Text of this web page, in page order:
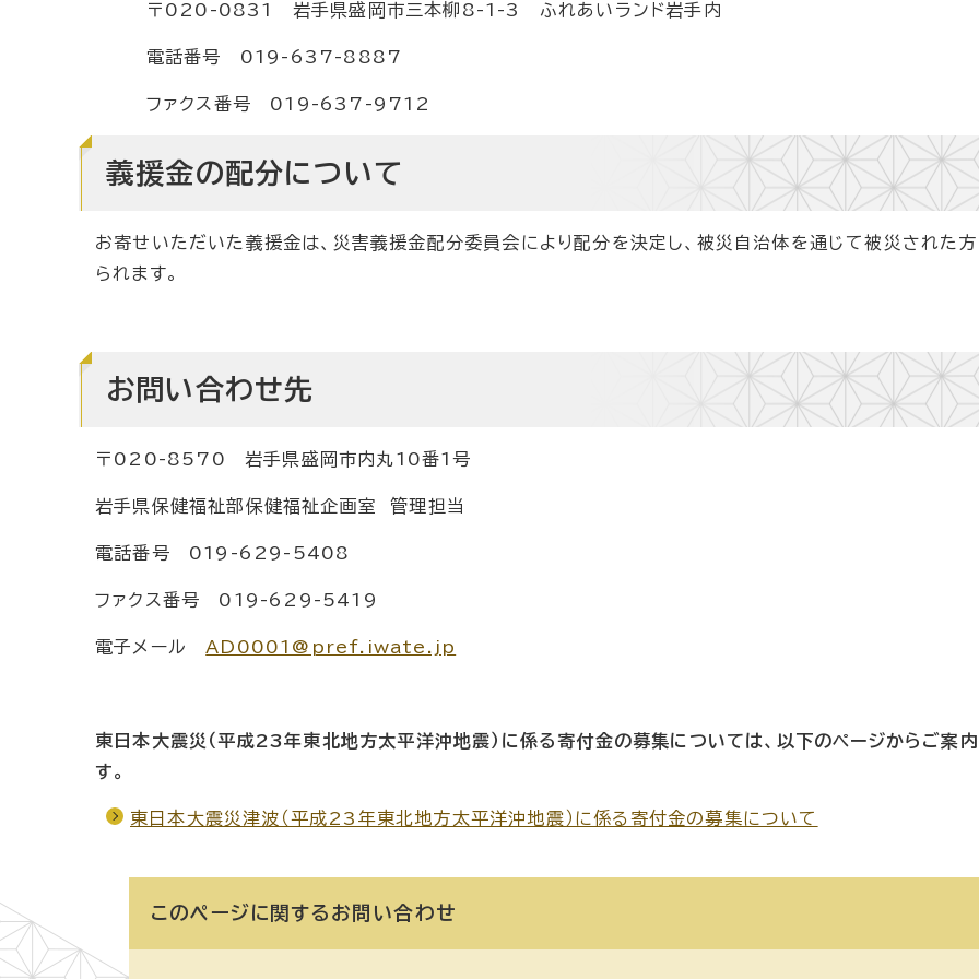
〒020-0831 岩手県盛岡市三本柳8-1-3 ふれあいランド岩手内
電話番号 019-637-8887
ファクス番号 019-637-9712
義援金の配分について
お寄せいただいた義援金は、災害義援金配分委員会により配分を決定し、被災自治体を通じて被災された
られます。
お問い合わせ先
〒020-8570 岩手県盛岡市内丸10番1号
岩手県保健福祉部保健福祉企画室 管理担当
電話番号 019-629-5408
ファクス番号 019-629-5419
電子メール AD0001@pref.iwate.jp
東日本大震災（平成23年東北地方太平洋沖地震）に係る寄付金の募集については、以下のページからご案
す。
東日本大震災津波（平成23年東北地方太平洋沖地震）に係る寄付金の募集について
このページに関する お問い合わせ